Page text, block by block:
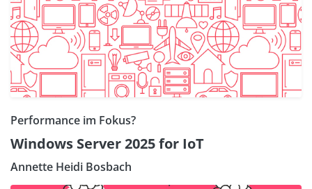
Performance im Fokus?
Windows Server 2025 for IoT
Annette Heidi Bosbach